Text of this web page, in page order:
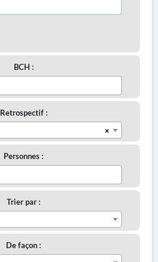
BCH :
Retrospectif :
×
Personnes :
Trier par :
De façon :